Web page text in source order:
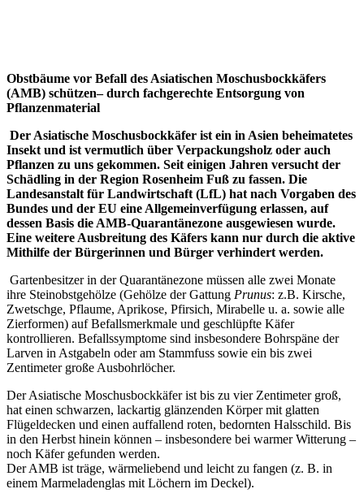
Obstbäume vor Befall des Asiatischen Moschusbockkäfers
(AMB) schützen– durch fachgerechte Entsorgung von
Pflanzenmaterial
Der Asiatische Moschusbockkäfer ist ein in Asien beheimatetes
Insekt und ist vermutlich über Verpackungsholz oder auch
Pflanzen zu uns gekommen. Seit einigen Jahren versucht der
Schädling in der Region Rosenheim Fuß zu fassen. Die
Landesanstalt für Landwirtschaft (LfL) hat nach Vorgaben des
Bundes und der EU eine Allgemeinverfügung erlassen, auf
dessen Basis die AMB-Quarantänezone ausgewiesen wurde.
Eine weitere Ausbreitung des Käfers kann nur durch die aktive
Mithilfe der Bürgerinnen und Bürger verhindert werden.
Gartenbesitzer in der Quarantänezone müssen alle zwei Monate
ihre Steinobstgehölze (Gehölze der Gattung Prunus: z.B. Kirsche,
Zwetschge, Pflaume, Aprikose, Pfirsich, Mirabelle u. a. sowie alle
Zierformen) auf Befallsmerkmale und geschlüpfte Käfer
kontrollieren. Befallssymptome sind insbesondere Bohrspäne der
Larven in Astgabeln oder am Stammfuss sowie ein bis zwei
Zentimeter große Ausbohrlöcher.
Der Asiatische Moschusbockkäfer ist bis zu vier Zentimeter groß,
hat einen schwarzen, lackartig glänzenden Körper mit glatten
Flügeldecken und einen auffallend roten, bedornten Halsschild. Bis
in den Herbst hinein können – insbesondere bei warmer Witterung –
noch Käfer gefunden werden.
Der AMB ist träge, wärmeliebend und leicht zu fangen (z. B. in
einem Marmeladenglas mit Löchern im Deckel).